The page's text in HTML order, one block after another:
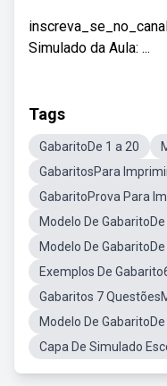
Simulado da Aula: ...
Tags
GabaritoDe 1 a 20
GabaritosPara
GabaritoProva Para
Modelo De
Modelo De
Exemplos De
Gabaritos 7
Modelo De
Capa De Simulado